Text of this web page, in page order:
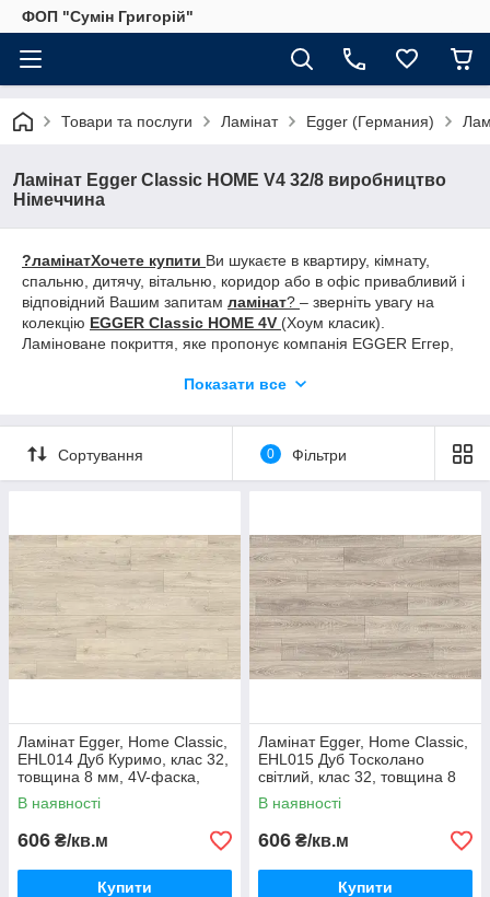
ФОП "Сумін Григорій"
Товари та послуги Ламінат Egger (Германия)
Ламінат Egger Classic HOME V4 32/8 виробництво
Німеччина
?ламінатХочете купити Ви шукаєте в квартиру, кімнату,
спальню, дитячу, вітальню, коридор або в офіс привабливий і
відповідний Вашим запитам ламінат? – зверніть увагу на
колекцію EGGER Classic HOME 4V (Хоум класик).
Ламіноване покриття, яке пропонує компанія EGGER Еггер,
постійно поповнюється новими дизайнами і технологічними
зможете у нашій компанії«АНТАЛЛ». У нас на складі або під
замовлення такі дизайн:
EHL008 Вуд Дімас строкатий,
EHL014 Дуб Куримо, EHL015 Дуб Тосколано світлий,
Дуб Лойя світлий, EHL142 Дуб Лойя натуральний,
EHL143 Дуб Лойя коричневий, EHL144 Дуб Лойя сірий,
EHL145 Дуб Елва сірий, EHL146 Дуб Елва натуральний,
EHL148 Дуб Инувик.
Показати все
Сортування 0 Фільтри
Ламінат Egger, Home Classic,
EHL014 Дуб Куримо, клас 32,
товщина 8 мм, 4V-фаска,
Німеччина
В наявності
606 ₴/кв.м
Купити
Ламінат Egger, Home Classic,
EHL015 Дуб Тосколано
світлий, клас 32, товщина 8
мм, 4V фаска, Німеччина
В наявності
606 ₴/кв.м
Купити